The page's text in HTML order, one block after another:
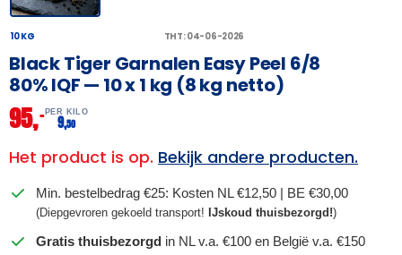
10 KG THT: 04-06-2026
Black Tiger Garnalen Easy Peel 6/8
80% IQF — 10 x 1 kg (8 kg netto)
95,– PER KILO
9,50
Het product is op. Bekijk andere producten.
Min. bestelbedrag €25: Kosten NL €12,50 | BE €30,00
(Diepgevroren gekoeld transport! IJskoud thuisbezorgd!)
Gratis thuisbezorgd in NL v.a. €100 en België v.a. €150